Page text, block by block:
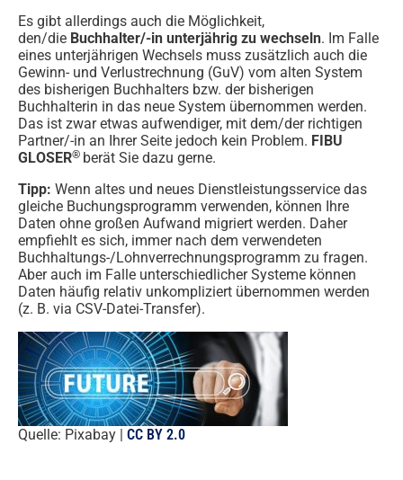
Es gibt allerdings auch die Möglichkeit,
den/die Buchhalter/-in unterjährig zu wechseln. Im Falle
eines unterjährigen Wechsels muss zusätzlich auch die
Gewinn- und Verlustrechnung (GuV) vom alten System
des bisherigen Buchhalters bzw. der bisherigen
Buchhalterin in das neue System übernommen werden.
Das ist zwar etwas aufwendiger, mit dem/der richtigen
Partner/-in an Ihrer Seite jedoch kein Problem. FIBU
GLOSER® berät Sie dazu gerne.
Tipp: Wenn altes und neues Dienstleistungsservice das
gleiche Buchungsprogramm verwenden, können Ihre
Daten ohne großen Aufwand migriert werden. Daher
empfiehlt es sich, immer nach dem verwendeten
Buchhaltungs-/Lohnverrechnungsprogramm zu fragen.
Aber auch im Falle unterschiedlicher Systeme können
Daten häufig relativ unkompliziert übernommen werden
(z. B. via CSV-Datei-Transfer).
Quelle: Pixabay | CC BY 2.0